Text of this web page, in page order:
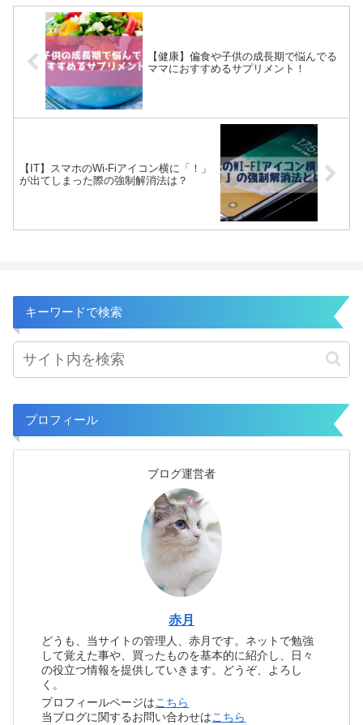
【健康】偏食や子供の成長期で悩んでる
ママにおすすめるサプリメント！
【IT】スマホのWi-Fiアイコン横に「！」
が出てしまった際の強制解消法は？
キーワードで検索
プロフィール
ブログ運営者
赤月
どうも、当サイトの管理人、赤月です。ネットで勉強
して覚えた事や、買ったものを基本的に紹介し、日々
の役立つ情報を提供していきます。どうぞ、よろし
く。
プロフィールページはこちら
当ブログに関するお問い合わせはこちら